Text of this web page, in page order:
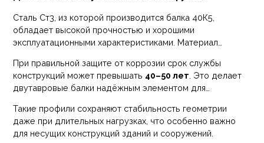
Сталь Ст3, из которой производится балка 40К5,
обладает высокой прочностью и хорошими
эксплуатационными характеристиками. Материал
температур и длительной эксплуатации.
При правильной защите от коррозии срок службы
конструкций может превышать 40–50 лет . Это делает
двутавровые балки надёжным элементом для
Такие профили сохраняют стабильность геометрии
даже при длительных нагрузках, что особенно важно
для несущих конструкций зданий и сооружений.